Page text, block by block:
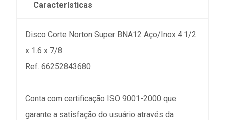
Características
Disco Corte Norton Super BNA12 Aço/Inox 4.1/2
x 1.6 x 7/8
Ref. 66252843680
Conta com certificação ISO 9001-2000 que
garante a satisfação do usuário através da